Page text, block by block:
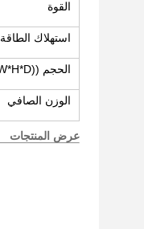
القوة
استهلاك الطاقة
الحجم ((W*H*D) ملم
الوزن الصافي
عرض المنتجات